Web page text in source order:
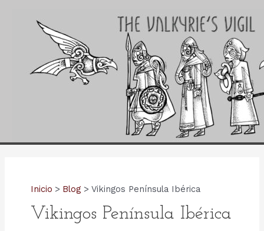
Inicio Blog Vikingos Península Ibérica
Vikingos Península Ibérica